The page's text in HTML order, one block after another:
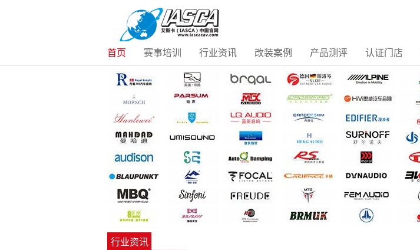
首页 赛事培训 行业资讯 改装案例 产品测评 认证门店
行业资讯